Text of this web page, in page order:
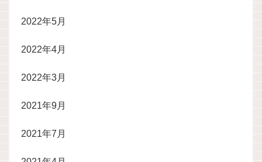
2022年5月
2022年4月
2022年3月
2021年9月
2021年7月